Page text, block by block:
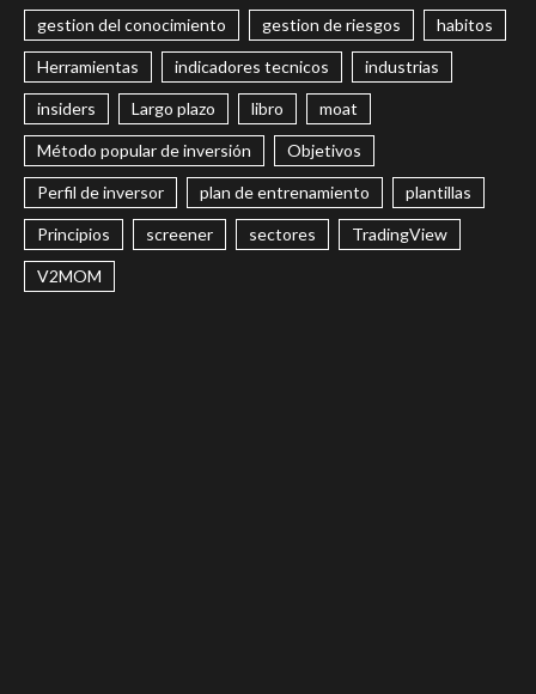
gestion del conocimiento gestion de riesgos habitos
Herramientas indicadores tecnicos industrias
insiders Largo plazo libro moat
Método popular de inversión Objetivos
Perfil de inversor plan de entrenamiento plantillas
Principios screener sectores TradingView
V2MOM